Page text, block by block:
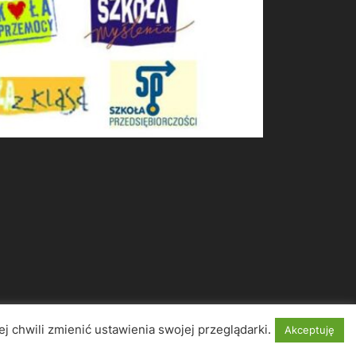
chwili zmienić ustawienia swojej przeglądarki. Akceptuję